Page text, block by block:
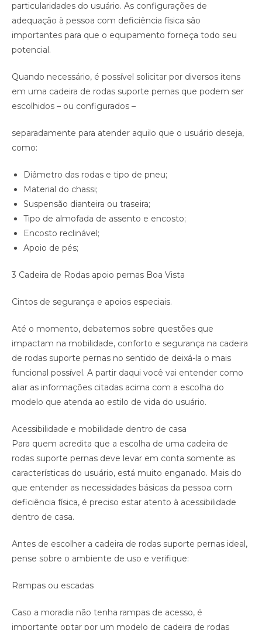
particularidades do usuário. As configurações de
adequação à pessoa com deficiência física são
importantes para que o equipamento forneça todo seu
potencial.
Quando necessário, é possível solicitar por diversos itens
em uma cadeira de rodas suporte pernas que podem ser
escolhidos – ou configurados –
separadamente para atender aquilo que o usuário deseja,
como:
Diâmetro das rodas e tipo de pneu;
Material do chassi;
Suspensão dianteira ou traseira;
Tipo de almofada de assento e encosto;
Encosto reclinável;
Apoio de pés;
3 Cadeira de Rodas apoio pernas Boa Vista
Cintos de segurança e apoios especiais.
Até o momento, debatemos sobre questões que
impactam na mobilidade, conforto e segurança na cadeira
de rodas suporte pernas no sentido de deixá-la o mais
funcional possível. A partir daqui você vai entender como
aliar as informações citadas acima com a escolha do
modelo que atenda ao estilo de vida do usuário.
Acessibilidade e mobilidade dentro de casa
Para quem acredita que a escolha de uma cadeira de
rodas suporte pernas deve levar em conta somente as
características do usuário, está muito enganado. Mais do
que entender as necessidades básicas da pessoa com
deficiência física, é preciso estar atento à acessibilidade
dentro de casa.
Antes de escolher a cadeira de rodas suporte pernas ideal,
pense sobre o ambiente de uso e verifique:
Rampas ou escadas
Caso a moradia não tenha rampas de acesso, é
importante optar por um modelo de cadeira de rodas